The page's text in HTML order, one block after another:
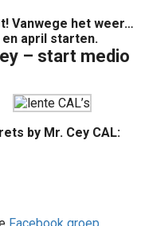
Vanwege het weer…
en april starten.
– start medio
by Mr. Cey CAL: